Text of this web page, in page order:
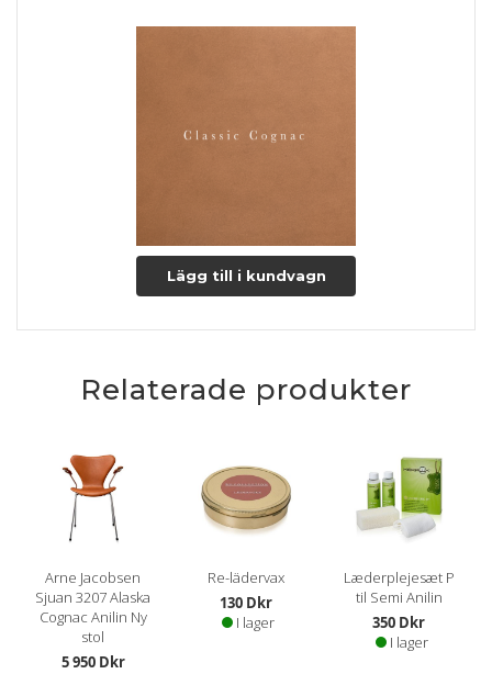
Lägg till i kundvagn
Relaterade produkter
Arne Jacobsen
Sjuan 3207 Alaska
Cognac Anilin Ny
stol
5 950 Dkr
Re-lädervax
130 Dkr
I lager
Læderplejesæt P
til Semi Anilin
350 Dkr
I lager